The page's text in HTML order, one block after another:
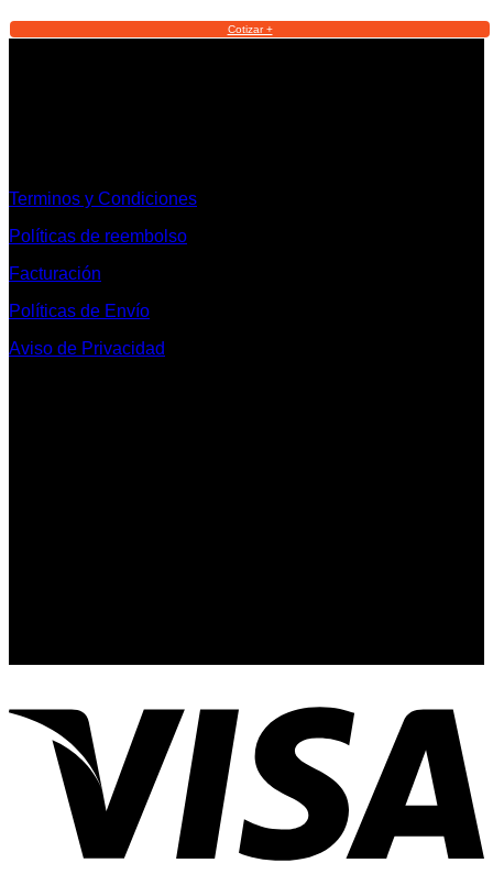
Cotizar +
Terminos y Condiciones
Políticas de reembolso
Facturación
Políticas de Envío
Aviso de Privacidad